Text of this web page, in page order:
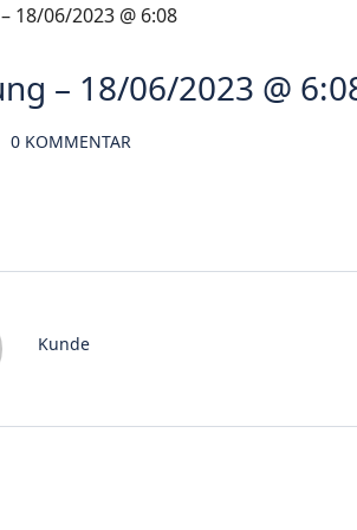
– 18/06/2023 @
0 KOMMENTAR
Kunde